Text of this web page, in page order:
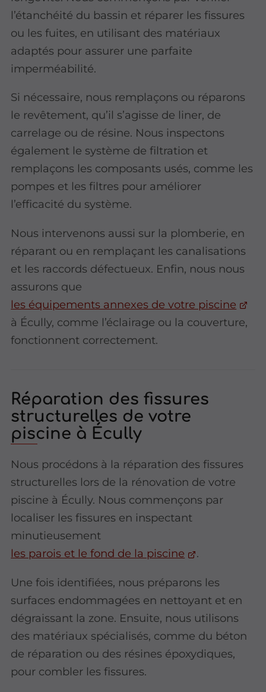
l’étanchéité du bassin et réparer les fissures
ou les fuites, en utilisant des matériaux
adaptés pour assurer une parfaite
imperméabilité.
Si nécessaire, nous remplaçons ou réparons
le revêtement, qu’il s’agisse de liner, de
carrelage ou de résine. Nous inspectons
également le système de filtration et
remplaçons les composants usés, comme les
pompes et les filtres pour améliorer
l’efficacité du système.
Nous intervenons aussi sur la plomberie, en
réparant ou en remplaçant les canalisations
et les raccords défectueux. Enfin, nous nous
assurons que
les équipements annexes de votre piscine
à Écully, comme l’éclairage ou la couverture,
fonctionnent correctement.
Réparation des fissures
structurelles de votre
piscine à Écully
Nous procédons à la réparation des fissures
structurelles lors de la rénovation de votre
piscine à Écully. Nous commençons par
localiser les fissures en inspectant
minutieusement
les parois et le fond de la piscine
.
Une fois identifiées, nous préparons les
surfaces endommagées en nettoyant et en
dégraissant la zone. Ensuite, nous utilisons
des matériaux spécialisés, comme du béton
de réparation ou des résines époxydiques,
pour combler les fissures.